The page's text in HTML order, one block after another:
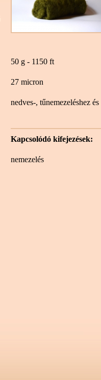
50 g - 1150 ft
27 micron
nedves-, tűnemezeléshez
Kapcsolódó kifejezések:
nemezelés